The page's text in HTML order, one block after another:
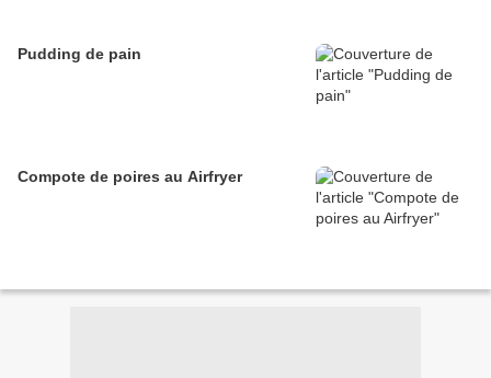
Pudding de pain
Compote de poires au Airfryer